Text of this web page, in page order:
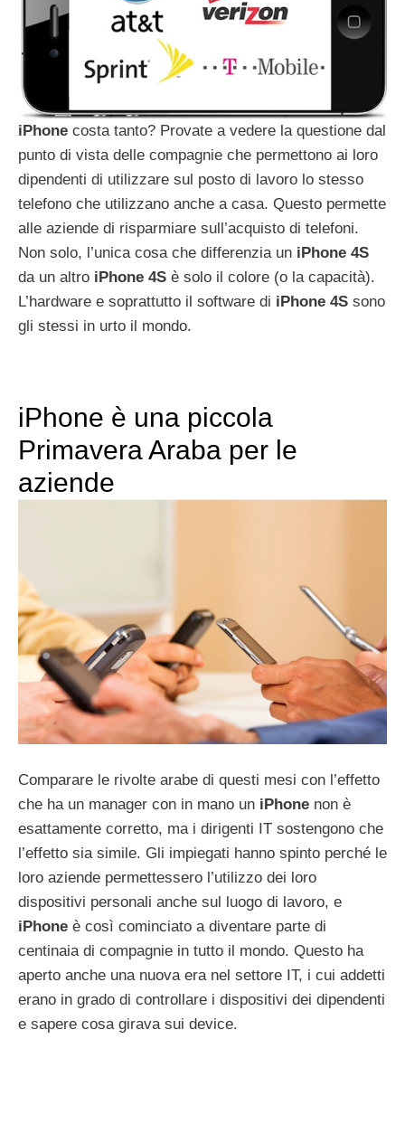
iPhone costa tanto? Provate a vedere la questione dal
punto di vista delle compagnie che permettono ai loro
dipendenti di utilizzare sul posto di lavoro lo stesso
telefono che utilizzano anche a casa. Questo permette
alle aziende di risparmiare sull’acquisto di telefoni.
Non solo, l’unica cosa che differenzia un iPhone 4S
da un altro iPhone 4S è solo il colore (o la capacità).
L’hardware e soprattutto il software di iPhone 4S sono
gli stessi in urto il mondo.
iPhone è una piccola
Primavera Araba per le
aziende
Comparare le rivolte arabe di questi mesi con l’effetto
che ha un manager con in mano un iPhone non è
esattamente corretto, ma i dirigenti IT sostengono che
l’effetto sia simile. Gli impiegati hanno spinto perché le
loro aziende permettessero l’utilizzo dei loro
dispositivi personali anche sul luogo di lavoro, e
iPhone è così cominciato a diventare parte di
centinaia di compagnie in tutto il mondo. Questo ha
aperto anche una nuova era nel settore IT, i cui addetti
erano in grado di controllare i dispositivi dei dipendenti
e sapere cosa girava sui device.